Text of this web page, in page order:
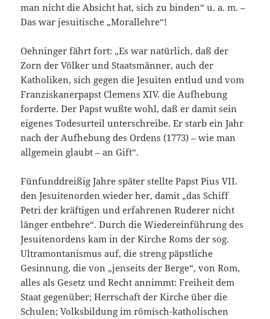
man nicht die Absicht hat, sich zu binden“ u. a. m. –
Das war jesuitische „Morallehre“!
Oehninger fährt fort: „Es war natürlich, daß der
Zorn der Völker und Staatsmänner, auch der
Katholiken, sich gegen die Jesuiten entlud und vom
Franziskanerpapst Clemens XIV. die Aufhebung
forderte. Der Papst wußte wohl, daß er damit sein
eigenes Todesurteil unterschreibe. Er starb ein Jahr
nach der Aufhebung des Ordens (1773) – wie man
allgemein glaubt – an Gift“.
Fünfunddreißig Jahre später stellte Papst Pius VII.
den Jesuitenorden wieder her, damit „das Schiff
Petri der kräftigen und erfahrenen Ruderer nicht
länger entbehre“. Durch die Wiedereinführung des
Jesuitenordens kam in der Kirche Roms der sog.
Ultramontanismus auf, die streng päpstliche
Gesinnung, die von „jenseits der Berge“, von Rom,
alles als Gesetz und Recht annimmt: Freiheit dem
Staat gegenüber; Herrschaft der Kirche über die
Schulen; Volksbildung im römisch-katholischen